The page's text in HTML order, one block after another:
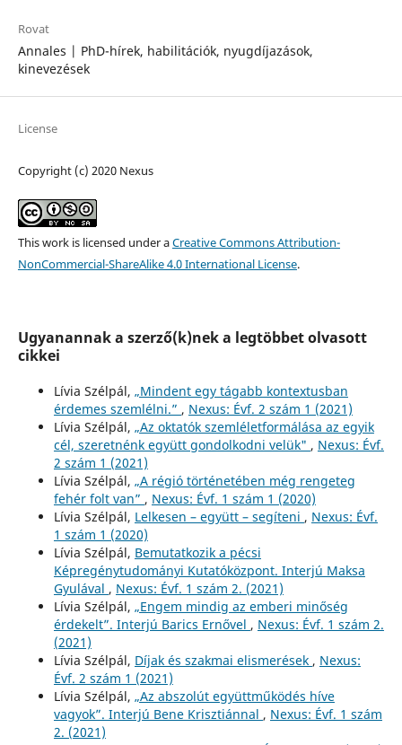
Rovat
Annales | PhD-hírek, habilitációk, nyugdíjazások,
kinevezések
License
Copyright (c) 2020 Nexus
This work is licensed under aCreative Commons Attribution-
NonCommercial-ShareAlike 4.0 International License.
Ugyanannak a szerző(k)nek a legtöbbet olvasott
cikkei
Lívia Szélpál, „Mindent egy tágabb kontextusban
érdemes szemlélni.” , Nexus: Évf. 2 szám 1 (2021)
Lívia Szélpál, „Az oktatók szemléletformálása az egyik
cél, szeretnénk együtt gondolkodni velük" , Nexus: Évf.
2 szám 1 (2021)
Lívia Szélpál, „A régió történetében még rengeteg
fehér folt van” , Nexus: Évf. 1 szám 1 (2020)
Lívia Szélpál, Lelkesen – együtt – segíteni , Nexus: Évf.
1 szám 1 (2020)
Lívia Szélpál, Bemutatkozik a pécsi
Képregénytudományi Kutatóközpont. Interjú Maksa
Gyulával , Nexus: Évf. 1 szám 2. (2021)
Lívia Szélpál, „Engem mindig az emberi minőség
érdekelt”. Interjú Barics Ernővel , Nexus: Évf. 1 szám 2.
(2021)
Lívia Szélpál, Díjak és szakmai elismerések , Nexus:
Évf. 2 szám 1 (2021)
Lívia Szélpál, „Az abszolút együttműködés híve
vagyok”. Interjú Bene Krisztiánnal , Nexus: Évf. 1 szám
2. (2021)